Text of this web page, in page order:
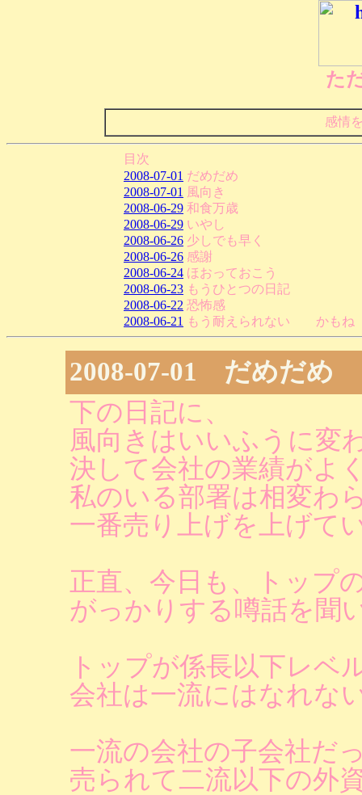
た
感情
目次
2008-07-01 だめだめ
2008-07-01 風向き
2008-06-29 和食万歳
2008-06-29 いやし
2008-06-26 少しでも早く
2008-06-26 感謝
2008-06-24 ほおっておこう
2008-06-23 もうひとつの日記
2008-06-22 恐怖感
2008-06-21 もう耐えられない かもね
2008-07-01 だめだめ
下の日記に、
風向きはいいふうに変
決して会社の業績がよ
私のいる部署は相変わ
一番売り上げを上げて
正直、今日も、トップ
がっかりする噂話を聞
トップが係長以下レベ
会社は一流にはなれな
一流の会社の子会社だ
売られて二流以下の外